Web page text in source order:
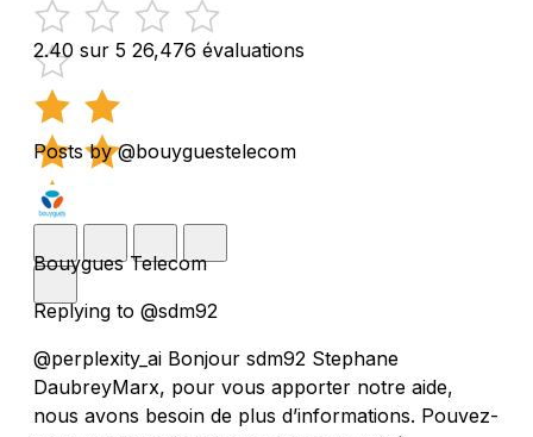
2.40 sur 5 26,476 évaluations
Posts by @bouyguestelecom
Bouygues Telecom
Replying to @sdm92
@perplexity_ai Bonjour sdm92 Stephane
DaubreyMarx, pour vous apporter notre aide,
nous avons besoin de plus d’informations. Pouvez-